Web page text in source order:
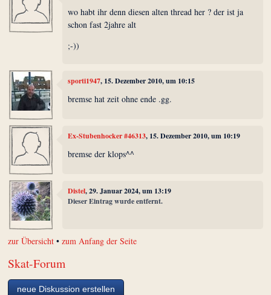
wo habt ihr denn diesen alten thread her ? der ist ja
schon fast 2jahre alt
;-))
sporti1947, 15. Dezember 2010, um 10:15
bremse hat zeit ohne ende .gg.
Ex-Stubenhocker #46313, 15. Dezember 2010, um 10:19
bremse der klops^^
Distel, 29. Januar 2024, um 13:19
Dieser Eintrag wurde entfernt.
zur Übersicht •zum Anfang der Seite
Skat-Forum
neue Diskussion erstellen